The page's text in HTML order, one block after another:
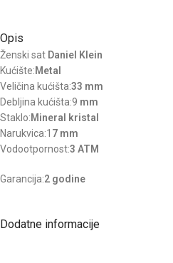
Opis
Ženski sat Daniel Klein
Kućište:Metal
Veličina kućišta:33 mm
Debljina kućišta:9 mm
Staklo:Mineral kristal
Narukvica:1 7 mm
Vodootpornost:3 ATM
Garancija:2 godine
Dodatne informacije